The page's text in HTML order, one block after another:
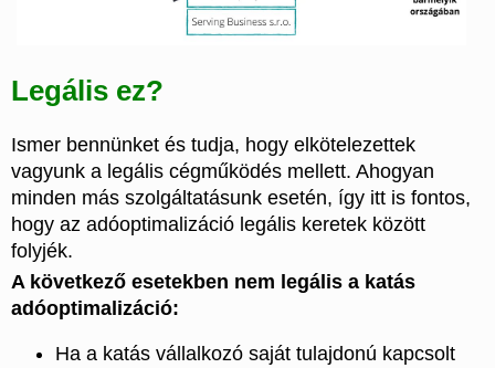
Legális ez?
Ismer bennünket és tudja, hogy elkötelezettek
vagyunk a legális cégműködés mellett. Ahogyan
minden más szolgáltatásunk esetén, így itt is fontos,
hogy az adóoptimalizáció legális keretek között
folyjék.
A következő esetekben nem legális a katás
adóoptimalizáció:
Ha a katás vállalkozó saját tulajdonú kapcsolt